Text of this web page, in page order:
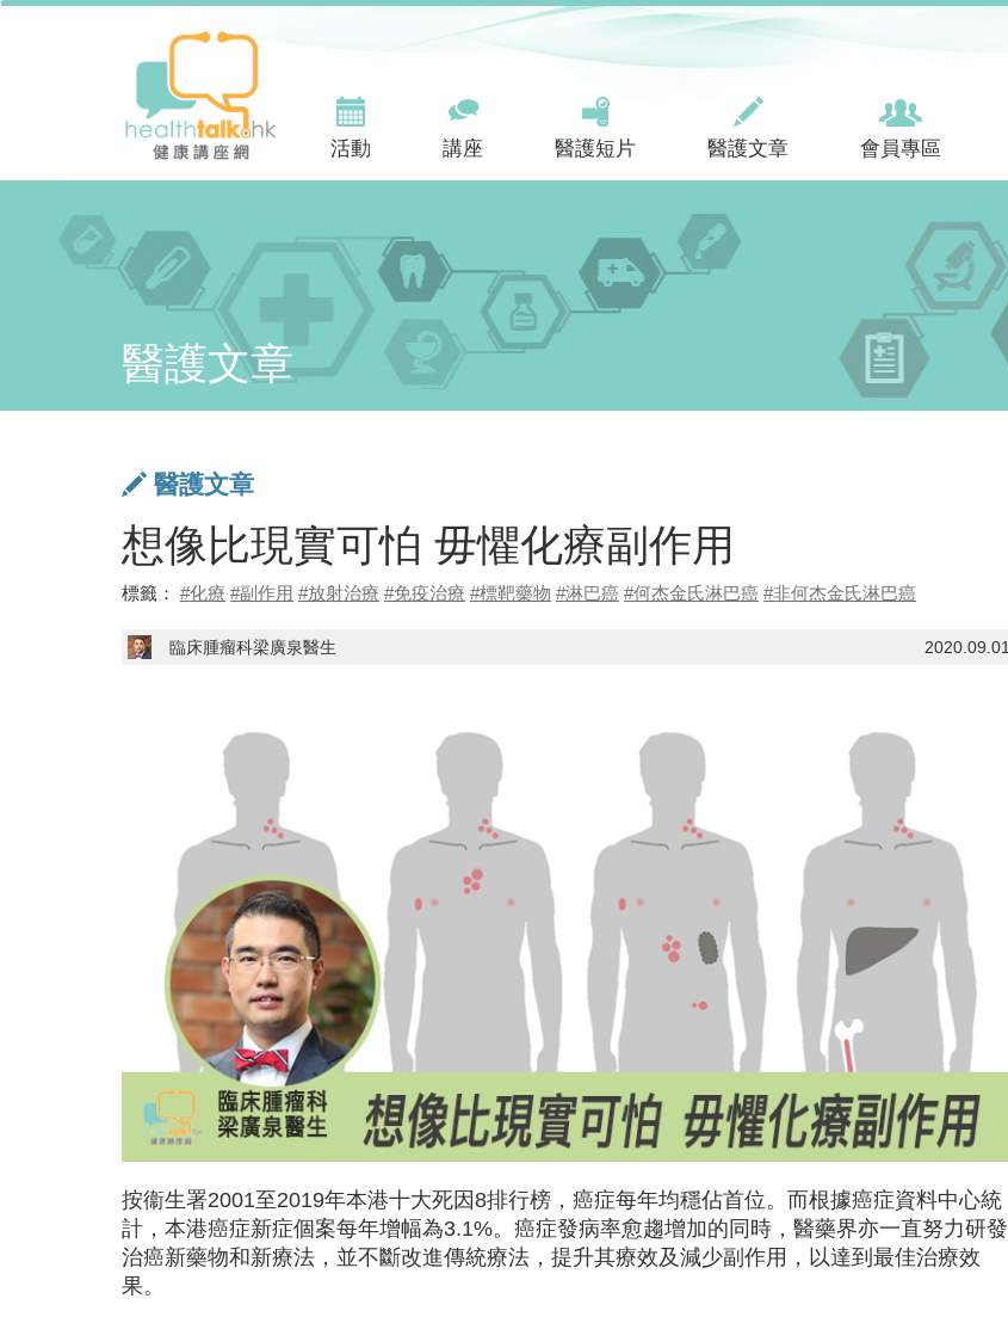
活動 講座 醫護短片 醫護文章 會員專區
醫護文章
醫護文章
想像比現實可怕 毋懼化療副作用
標籤： #化療 #副作用 #放射治療 #免疫治療 #標靶藥物 #淋巴癌 #何杰金氏淋巴癌 #非何杰金氏淋巴癌
2020.09.01
臨床腫瘤科梁廣泉醫生
按衞生署2001至2019年本港十大死因8排行榜，癌症每年均穩佔首位。而根據癌症資料中心統
計，本港癌症新症個案每年增幅為3.1%。癌症發病率愈趨增加的同時，醫藥界亦一直努力研發
治癌新藥物和新療法，並不斷改進傳統療法，提升其療效及減少副作用，以達到最佳治療效
果。